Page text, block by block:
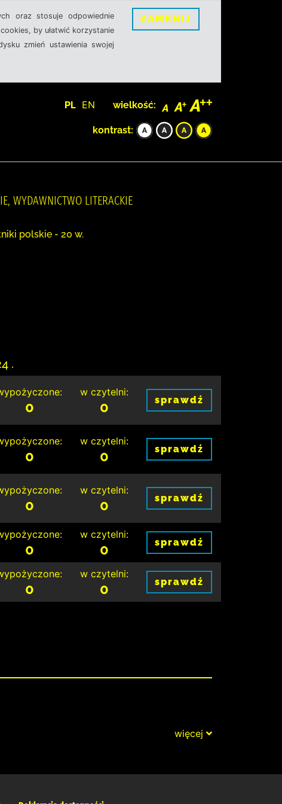
oraz stosuje odpowiednie
by ułatwić korzystanie
zmień ustawienia swojej
ZAMKNIJ
PL EN wielkość:
kontrast:
WYDAWNICTWO LITERACKIE
polskie - 20 w.
.
0
w czytelni:
0 sprawdź
0
w czytelni:
0 sprawdź
0
w czytelni:
0 sprawdź
0
w czytelni:
0 sprawdź
0
w czytelni:
0 sprawdź
więcej